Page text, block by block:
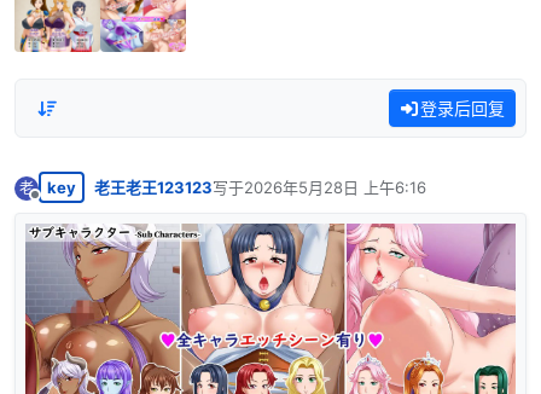
登录后回复
老
离线
key 老王老王123123写于2026年5月28日 上午6:16
最后由 编辑